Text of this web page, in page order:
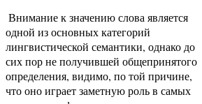
Внимание к значению слова является
одной из основных категорий
лингвистической семантики, однако до
сих пор не получившей общепринятого
определения, видимо, по той причине,
что оно играет заметную роль в самых